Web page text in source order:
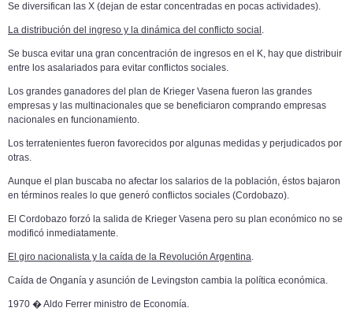
Se diversifican las X (dejan de estar concentradas en pocas actividades).
La distribución del ingreso y la dinámica del conflicto social .
Se busca evitar una gran concentración de ingresos en el K, hay que distribuir
entre los asalariados para evitar conflictos sociales.
Los grandes ganadores del plan de Krieger Vasena fueron las grandes
empresas y las multinacionales que se beneficiaron comprando empresas
nacionales en funcionamiento.
Los terratenientes fueron favorecidos por algunas medidas y perjudicados por
otras.
Aunque el plan buscaba no afectar los salarios de la población, éstos bajaron
en términos reales lo que generó conflictos sociales (Cordobazo).
El Cordobazo forzó la salida de Krieger Vasena pero su plan económico no se
modificó inmediatamente.
El giro nacionalista y la caída de la Revolución Argentina.
Caída de Onganía y asunción de Levingston cambia la política económica.
1970 � Aldo Ferrer ministro de Economía.